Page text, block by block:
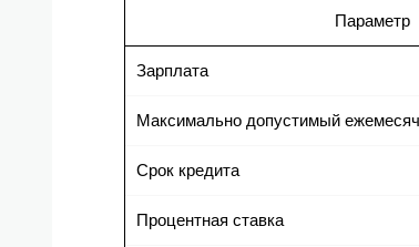
Параметр
Зарплата
Максимально допустимый
Срок кредита
Процентная ставка